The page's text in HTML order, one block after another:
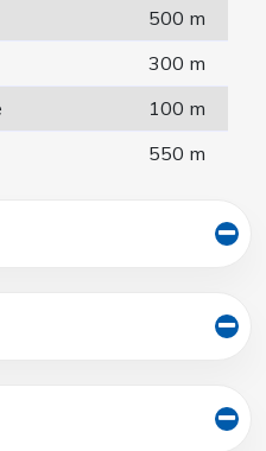
500 m
300 m
100 m
550 m